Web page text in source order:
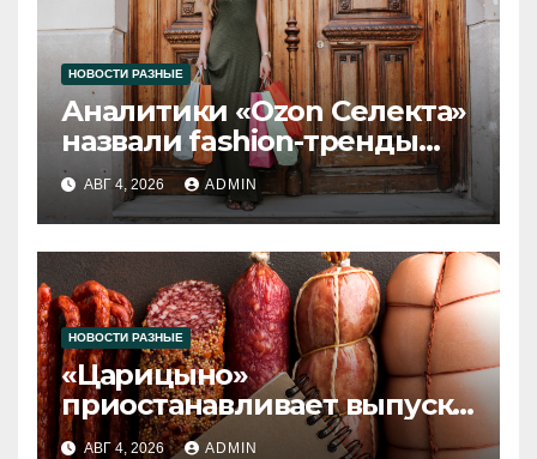
НОВОСТИ РАЗНЫЕ
Аналитики «Ozon Селекта»
назвали fashion-тренды
2026 года
АВГ 4, 2026 ADMIN
НОВОСТИ РАЗНЫЕ
«Царицыно»
приостанавливает выпуск
продукции
АВГ 4, 2026 ADMIN